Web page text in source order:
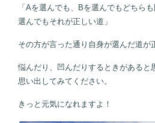
「Aを選んでも、Bを選んでもどちら
選んでもそれが正しい道」
その方が言った通り自身が選んだ道が
悩んだり、凹んだりするときがあると
思い出してみてください。
きっと元気になれますよ！